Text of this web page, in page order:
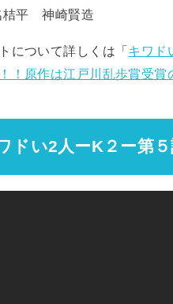
桔平 神崎賢造
について詳しくは「 キワド
！原作は江戸川乱歩賞受賞
ドい2人ーK２ー第